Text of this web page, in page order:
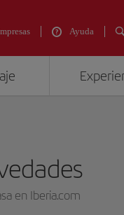
Ayuda
en Iberia.com